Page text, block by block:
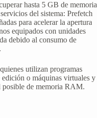
hasta 5 GB de memoria
del sistema: Prefetch
para acelerar la apertura
equipados con unidades
debido al consumo de
utilizan programas
o máquinas virtuales y
posible de memoria RAM.